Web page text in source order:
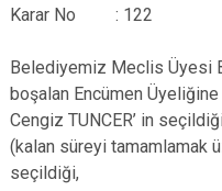
Karar No : 122
Belediyemiz Meclis Üyesi
boşalan Encümen
Cengiz TUNCER’ in
(kalan süreyi tamamlamak
seçildiği,